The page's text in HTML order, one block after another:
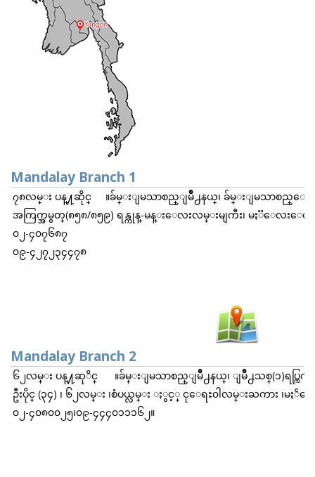
Mandalay Branch 1
၇၈လမ္း ပန္႔ဆိုင္ ။ခ်မ္းျမသာစည္ျမိဳ႕နယ္၊ ခ်မ္းျမသာစည္ေတာင္
အကြက္အမွတ္(၈၅၈/၈၅၉) ရန္ကုန္-မန္းေလးလမ္းမျကီး၊ မႏၱေလးေလ
၀၂-၄၀၇၆၈၇
၀၉-၄၂၇၂၃၄၄၇၈
Mandalay Branch 2
၆၂လမ္း ပန္႔ဆုိင္ ။ခ်မ္းျမသာစည္ျမိဳ႕နယ္၊ ျမိဳ႕သစ္(၁)ရပ္ကြက္
ဦးပိုင္ (၃၄) ၊ ၆၂လမ္း ၊စံပယ္လမ္း ႏွင့္ ငုေရႊ၀ါလမ္းႀကား ၊မႏၲေ
၀၂-၄၀၈၀၀၂၅၊၀၉-၄၄၄၀၁၁၁၆၂။